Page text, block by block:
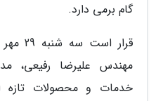
گام برمی دارد.
مهندس علیرضا رفیعی،
خدمات و محصولات تازه